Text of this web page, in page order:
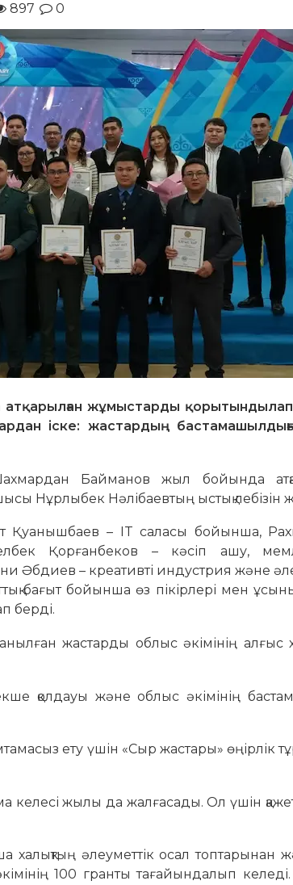
897 0
жұмыстарды
іске: жастардың
Байманов жыл бойында
Нұрлыбек Нәлібаевтың ыстық лебізін
Қуанышбаев – IT саласы бойынша,
Қорғанбеков – кәсіп ашу,
Әбдиев – креативті индустрия және
бағыт бойынша өз пікірлері мен
берді.
жастарды облыс әкімінің алғыс
қолдауы және облыс әкімінің
ету үшін «Сыр жастары» өңірлік
келесі жылы да жалғасады. Ол үшін
әлеуметтік осал топтарынан
100 гранты тағайындалып келеді.